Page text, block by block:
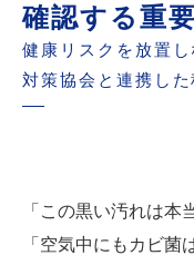
確認する重
健康リスクを放置
対策協会と連携し
「この黒い汚れは本
「空気中にもカビ菌